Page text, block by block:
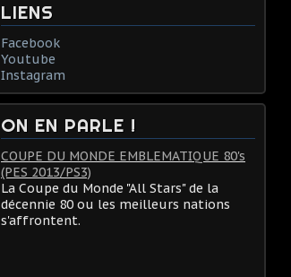
LIENS
Facebook
Youtube
Instagram
ON EN PARLE !
COUPE DU MONDE EMBLEMATIQUE 80's
(PES 2013/PS3)
La Coupe du Monde "All Stars" de la
décennie 80 ou les meilleurs nations
s'affrontent.